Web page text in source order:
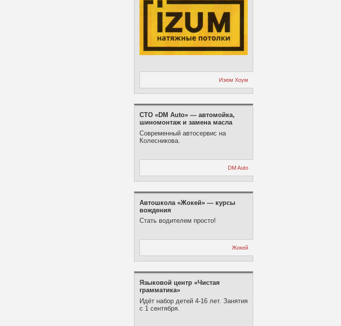
Изюм Хоум
СТО «DM Auto» — автомойка,
шиномонтаж и замена масла
Современный автосервис на
Колесникова.
DM Auto
Автошкола «Жокей» — курсы
вождения
Стать водителем просто!
Жокей
Языковой центр «Чистая
грамматика»
Идёт набор детей 4-16 лет. Занятия
с 1 сентября.